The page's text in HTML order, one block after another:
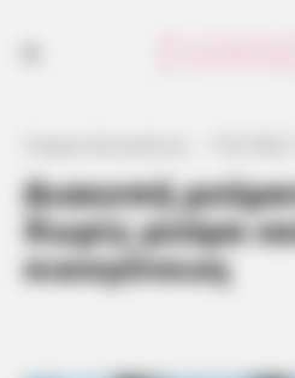
Διακοπή
Χωρίς ρεύμα
οικογένειες